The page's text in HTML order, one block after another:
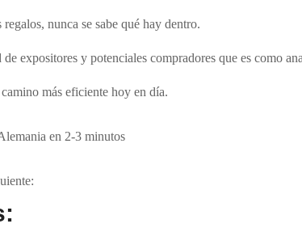
nunca se sabe qué hay dentro.
de expositores y potenciales compradores que es como
camino más eficiente hoy en día.
en 2-3 minutos